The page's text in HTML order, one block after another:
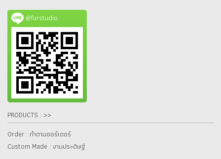
@furstudio
PRODUCTS : >>
Order : ทำตามออร์เดอร์
Custom Made : งานประดิษฐ์